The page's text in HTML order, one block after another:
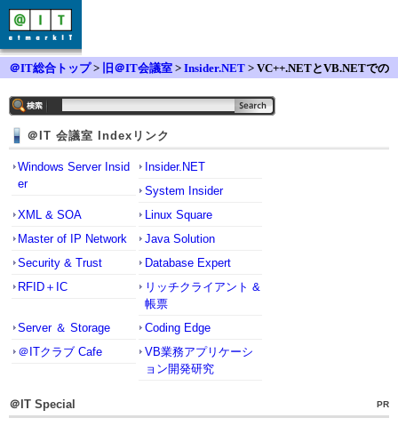
＠IT総合トップ> 旧＠IT会議室 > Insider.NET > VC++.NETとVB.NETでの
＠IT 会議室 Indexリンク
Windows Server Insid
er
Insider.NET
System Insider
XML & SOA
Linux Square
Master of IP Network
Java Solution
Security & Trust
Database Expert
RFID＋IC
リッチクライアント &
帳票
Server ＆ Storage
Coding Edge
＠ITクラブ Cafe
VB業務アプリケーシ
ョン開発研究
＠IT Special PR